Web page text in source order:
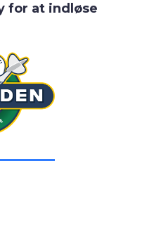
for at indløse